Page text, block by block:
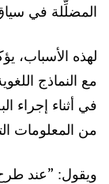
المضلِّلة في
لهذه الأسباب،
مع النماذج
في أثناء إجراء
من المعلومات
ويقول: ”عند طرح